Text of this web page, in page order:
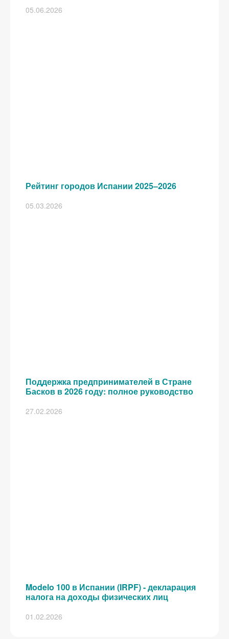
05.06.2026
Рейтинг городов Испании 2025–2026
05.03.2026
Поддержка предпринимателей в Стране
Басков в 2026 году: полное руководство
27.02.2026
Modelo 100 в Испании (IRPF) - декларация
налога на доходы физических лиц
01.02.2026